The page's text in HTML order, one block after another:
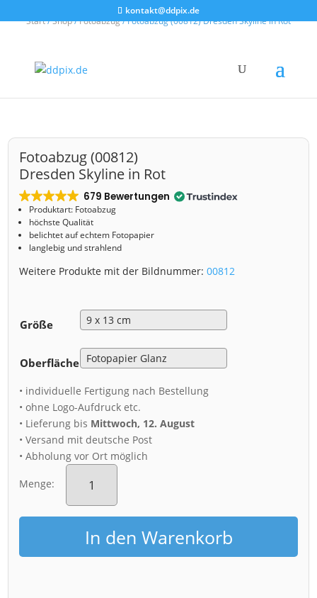
kontakt@ddpix.de
Start/Shop/Fotoabzug/ Fotoabzug (00812) Dresden Skyline in Rot
Fotoabzug (00812)
Dresden Skyline in Rot
679 Bewertungen
Produktart: Fotoabzug
höchste Qualität
belichtet auf echtem Fotopapier
langlebig und strahlend
Weitere Produkte mit der Bildnummer:00812
Größe
Oberfläche
• individuelle Fertigung nach Bestellung
• ohne Logo-Aufdruck etc.
• Lieferung bis Mittwoch, 12. August
• Versand mit deutsche Post
• Abholung vor Ort möglich
Menge:
Fotoabzug
(00812)
Skyline
in
MengeIn den Warenkorb